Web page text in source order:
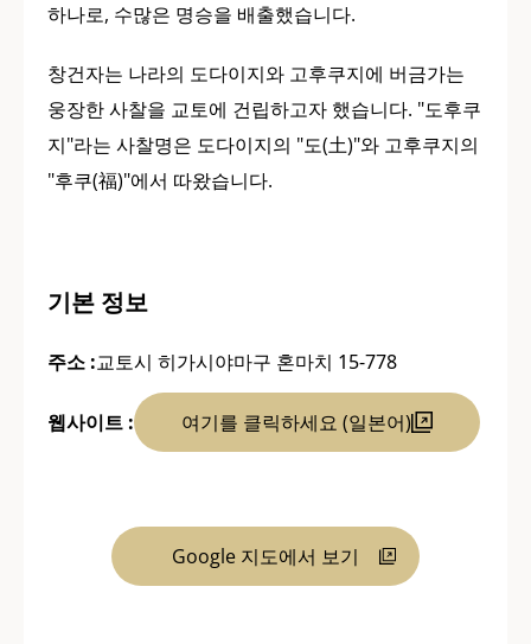
하나로, 수많은 명승을 배출했습니다.
창건자는 나라의 도다이지와 고후쿠지에 버금가는
웅장한 사찰을 교토에 건립하고자 했습니다. "도후쿠
지"라는 사찰명은 도다이지의 "도(土)"와 고후쿠지의
"후쿠(福)"에서 따왔습니다.
기본 정보
주소 :교토시 히가시야마구 혼마치 15-778
웹사이트 : 여기를 클릭하세요 (일본어)
Google 지도에서 보기